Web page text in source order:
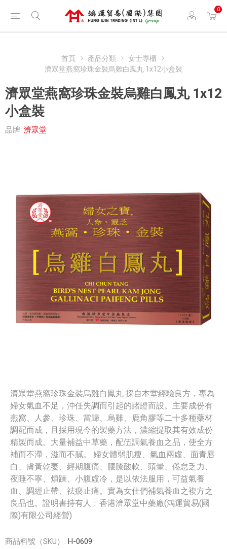
0
首頁 產品分類
女士專櫃
濟眾堂燕窩珍珠金裝烏雞白鳳丸 1x12小盒裝
濟眾堂燕窩珍珠金裝烏雞白鳳丸 1x12
小盒裝
品牌: 濟眾堂
濟眾堂燕窩珍珠金裝烏雞白鳳丸 採自本堂經驗良方，專為
婦女氣血不足，沖任失調而引起的諸證而設。主要成份有
燕窩、人參、珍珠、當歸、烏雞、鹿角膠等二十多種藥材
調配而成，且採用現今的製藥方法，濃縮提取其有效成份
精製而成。大量補益中草藥，配伍調氣養血之品，使全方
補而不滯，滋而不膩。 婦女體弱肌瘦、氣血兩虛、面青唇
白、膚黃乾萎、經期腹痛、腰膝酸軟、頭暈、倦怠乏力、
夜睡不寧、煩躁、小腹虛冷，是以依法服用，可益氣養
血、調經止帶、祛瘀止痛。實為女仕們補氣養血之複方之
良品也。證明書持有人﹕香港濟眾堂中藥廠(鴻運貿易(國
際)有限公司經營)
商品料號（SKU）: H-0609